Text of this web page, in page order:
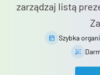
zarządzaj listą
Szybka